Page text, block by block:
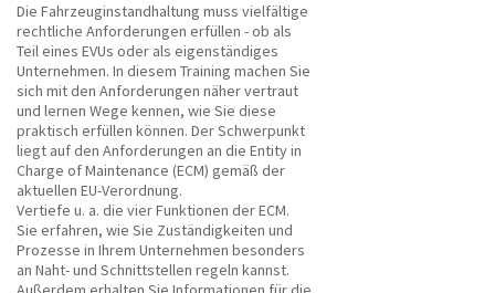
Die Fahrzeuginstandhaltung muss vielfältige
rechtliche Anforderungen erfüllen - ob als
Teil eines EVUs oder als eigenständiges
Unternehmen. In diesem Training machen Sie
sich mit den Anforderungen näher vertraut
und lernen Wege kennen, wie Sie diese
praktisch erfüllen können. Der Schwerpunkt
liegt auf den Anforderungen an die Entity in
Charge of Maintenance (ECM) gemäß der
aktuellen EU-Verordnung.
Vertiefe u. a. die vier Funktionen der ECM.
Sie erfahren, wie Sie Zuständigkeiten und
Prozesse in Ihrem Unternehmen besonders
an Naht- und Schnittstellen regeln kannst.